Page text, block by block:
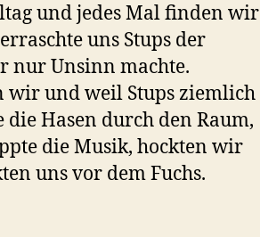
und jedes Mal finden wir
uns Stups der
nur Unsinn machte.
wir und weil Stups ziemlich
Hasen durch den Raum,
die Musik, hockten wir
uns vor dem Fuchs.